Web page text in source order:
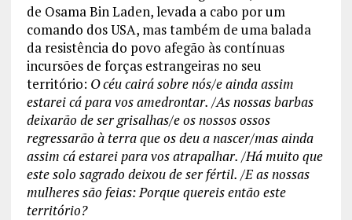
de Osama Bin Laden, levada a cabo por um
comando dos USA, mas também de uma balada
da resistência do povo afegão às contínuas
incursões de forças estrangeiras no seu
território: O céu cairá sobre nós/e ainda assim
estarei cá para vos amedrontar. /As nossas barbas
deixarão de ser grisalhas/e os nossos ossos
regressarão à terra que os deu a nascer/mas ainda
assim cá estarei para vos atrapalhar. /Há muito que
este solo sagrado deixou de ser fértil. /E as nossas
mulheres são feias: Porque quereis então este
território?